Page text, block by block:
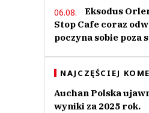
06.08.
Eksodus
Stop Cafe coraz
poczyna sobie poza
NAJCZĘŚCIEJ
Auchan Polska
wyniki za 2025 rok.